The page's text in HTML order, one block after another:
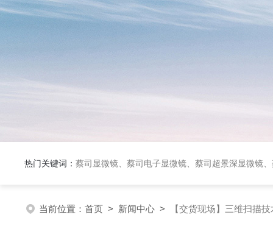
热门关键词： 蔡司显微镜、蔡司电子显微镜、蔡司超景深显微镜
当前位置： 首页 > 新闻中心 > 【交货现场】三维扫描